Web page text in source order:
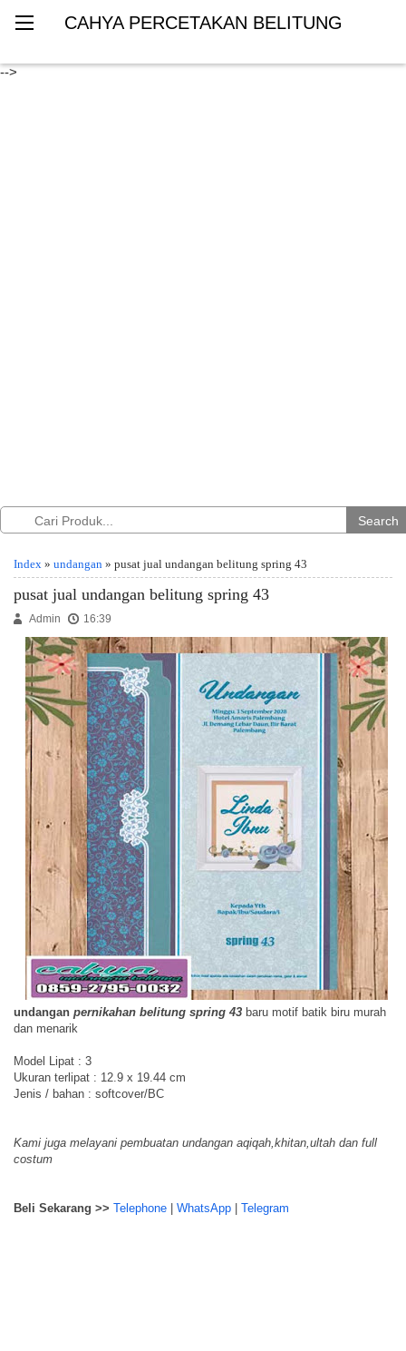
-->
CAHYA PERCETAKAN BELITUNG
Search
Index » undangan » pusat jual undangan belitung spring 43
pusat jual undangan belitung spring 43
Admin 16:39
undangan pernikahan belitung spring 43 baru motif batik biru murah
dan menarik
Model Lipat : 3
Ukuran terlipat : 12.9 x 19.44 cm
Jenis / bahan : softcover/BC
Kami juga melayani pembuatan undangan aqiqah,khitan,ultah dan full
costum
Beli Sekarang >> Telephone WhatsApp Telegram